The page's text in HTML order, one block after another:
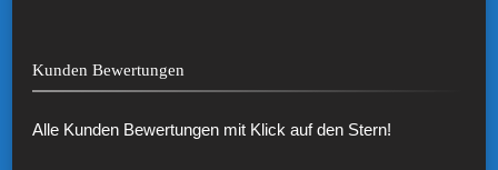
Kunden Bewertungen
Alle Kunden Bewertungen mit Klick auf den Stern!